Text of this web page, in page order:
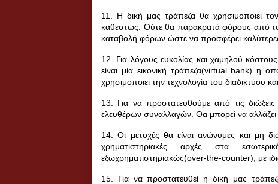
11. Η δική μας τράπεζα θα χρησιμοποιεί
καθεστώς. Ούτε θα παρακρατά φόρους από
καταβολή φόρων ώστε να προσφέρει
12. Για λόγους ευκολίας και χαμηλού
είναι μία εικονική τράπεζα(virtual bank) η
χρησιμοποιεί την τεχνολογία του
13. Για να προστατευθούμε από τις
ελευθέρων συναλλαγών. Θα μπορεί να
14. Οι μετοχές θα είναι ανώνυμες και μη
χρηματιστηριακές αρχές στα
εξωχρηματιστηριακώς(over-the-counter), με
15. Για να προστατευθεί η δική μας